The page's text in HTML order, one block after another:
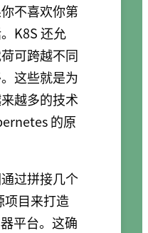
不喜欢你第
K8S 还允
可跨越不同
这些就是为
越多的技术
的原
过拼接几个
项目来打造
平台。这确